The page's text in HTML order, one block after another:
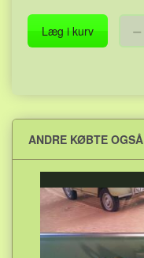
Læg i kurv
ANDRE KØBTE OGSÅ